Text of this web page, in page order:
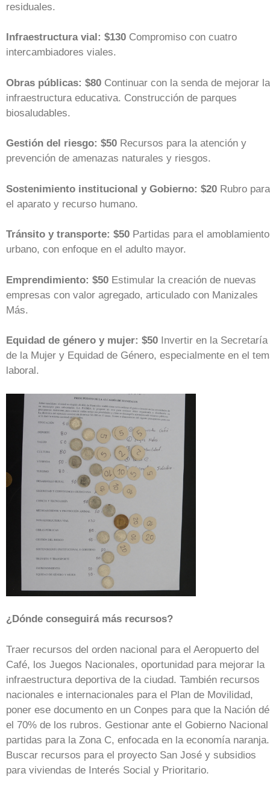
residuales.
Infraestructura vial: $130 Compromiso con cuatro
intercambiadores viales.
Obras públicas: $80 Continuar con la senda de mejorar la
infraestructura educativa. Construcción de parques
biosaludables.
Gestión del riesgo: $50 Recursos para la atención y
prevención de amenazas naturales y riesgos.
Sostenimiento institucional y Gobierno: $20 Rubro para
el aparato y recurso humano.
Tránsito y transporte: $50 Partidas para el amoblamiento
urbano, con enfoque en el adulto mayor.
Emprendimiento: $50 Estimular la creación de nuevas
empresas con valor agregado, articulado con Manizales
Más.
Equidad de género y mujer: $50 Invertir en la Secretaría
de la Mujer y Equidad de Género, especialmente en el
laboral.
¿Dónde conseguirá más recursos?
Traer recursos del orden nacional para el Aeropuerto del
Café, los Juegos Nacionales, oportunidad para mejorar la
infraestructura deportiva de la ciudad. También recursos
nacionales e internacionales para el Plan de Movilidad,
poner ese documento en un Conpes para que la Nación dé
el 70% de los rubros. Gestionar ante el Gobierno Nacional
partidas para la Zona C, enfocada en la economía naranja.
Buscar recursos para el proyecto San José y subsidios
para viviendas de Interés Social y Prioritario.